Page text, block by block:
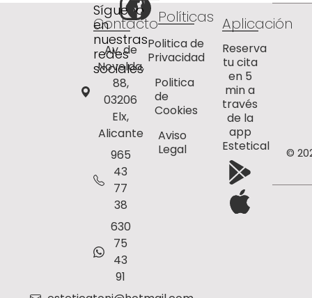
Síguenos
en
nuestras
redes
sociales
Contacto
Av. de
Novelda,
88,
03206
Elx,
Alicante
965
43
77
38
630
75
43
91
Políticas
Politica de
Privacidad
Politica
de
Cookies
Aviso
Legal
Aplicación
Reserva
tu cita
en 5
min a
través
de la
app
Estetical
©